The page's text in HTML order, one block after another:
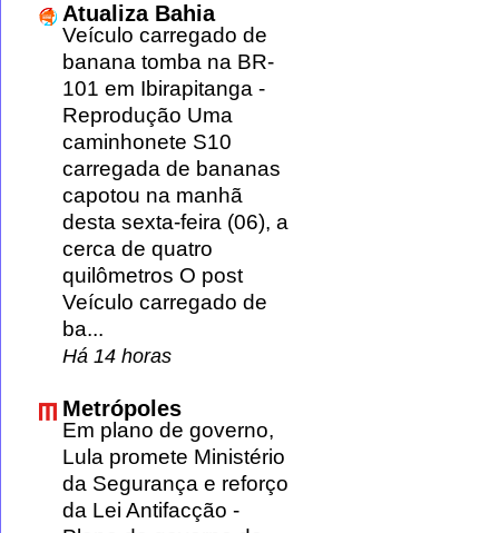
Atualiza Bahia
Veículo carregado de
banana tomba na BR-
101 em Ibirapitanga -
Reprodução Uma
caminhonete S10
carregada de bananas
capotou na manhã
desta sexta-feira (06), a
cerca de quatro
quilômetros O post
Veículo carregado de
ba...
Há 14 horas
Metrópoles
Em plano de governo,
Lula promete Ministério
da Segurança e reforço
da Lei Antifacção -